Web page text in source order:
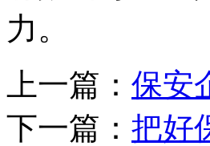
力。
上一篇： 保安
下一篇： 把好